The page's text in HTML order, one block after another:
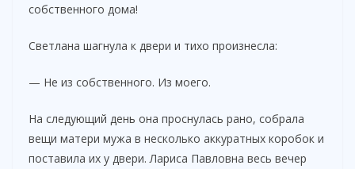
собственного дома!
Светлана шагнула к двери и тихо произнесла:
— Не из собственного. Из моего.
На следующий день она проснулась рано, собрала
вещи матери мужа в несколько аккуратных коробок и
поставила их у двери. Лариса Павловна весь вечер